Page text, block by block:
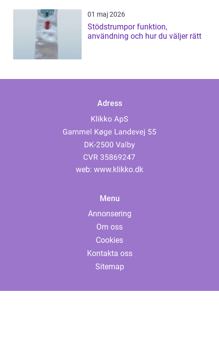
01 maj 2026
Stödstrumpor funktion,
användning och hur du väljer rätt
Adress
web: www.klikko.dk
Menu
Annonsering
Om oss
Cookies
Kontakta oss
Sitemap